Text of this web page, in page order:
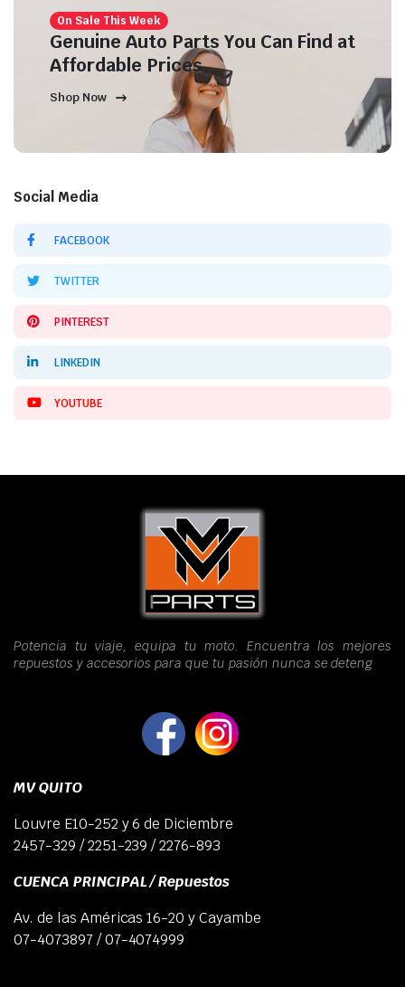
On Sale This Week
Genuine Auto Parts You Can Find at
Affordable Prices
Shop Now
Social Media
FACEBOOK
TWITTER
PINTEREST
LINKEDIN
YOUTUBE
Potencia tu viaje, equipa tu moto. Encuentra los mejores
repuestos y accesorios para que tu pasión nunca se deteng
MV QUITO
Louvre E10-252 y 6 de Diciembre
2457-329 / 2251-239 / 2276-893
CUENCA PRINCIPAL / Repuestos
Av. de las Américas 16-20 y Cayambe
07-4073897 / 07-4074999